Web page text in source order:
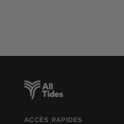
ACCÈS RAPIDES